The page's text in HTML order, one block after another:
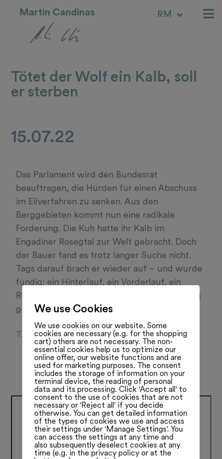
Martin Candinas RM
IT
Tötet der Wolf ein Kalb, soll
er sterben
15.07.22
Das Parlament wird den Bundesrat
beauftragen, die Hürden für einen Abschuss
im Eilverfahren zu senken. Aus den
Berggebieten kommt nun eine radikale
Forderung. Die Kuh hatte ihr Kalb im
Engadiner Rosegtal zur Welt gebracht. Doch
der Bauer fand es trotz langer Suche nicht.
Tags darauf brach er wieder auf – und wurde
fündig: ein Hinterlauf, ein Vorderlauf, ein
Rippenstück. Mehr hatte der Wolf nicht übrig
gelassen. Lesen Sie mehr:
TA030321
We use Cookies
We use cookies on our website. Some
cookies are necessary (e.g. for the shopping
cart) others are not necessary. The non-
essential cookies help us to optimize our
online offer, our website functions and are
used for marketing purposes. The consent
includes the storage of information on your
terminal device, the reading of personal
data and its processing. Click 'Accept all' to
consent to the use of cookies that are not
necessary or 'Reject all' if you decide
otherwise. You can get detailed information
of the types of cookies we use and access
their settings under 'Manage Settings'. You
can access the settings at any time and
also subsequently deselect cookies at any
time (e.g. in the privacy policy or at the